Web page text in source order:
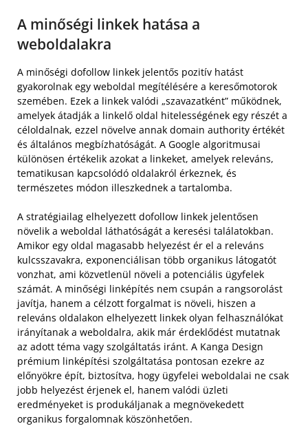
A minőségi linkek hatása a
weboldalakra
A minőségi dofollow linkek jelentős pozitív hatást
gyakorolnak egy weboldal megítélésére a keresőmotorok
szemében. Ezek a linkek valódi „szavazatként” működnek,
amelyek átadják a linkelő oldal hitelességének egy részét a
céloldalnak, ezzel növelve annak domain authority értékét
és általános megbízhatóságát. A Google algoritmusai
különösen értékelik azokat a linkeket, amelyek releváns,
tematikusan kapcsolódó oldalakról érkeznek, és
természetes módon illeszkednek a tartalomba.
A stratégiailag elhelyezett dofollow linkek jelentősen
növelik a weboldal láthatóságát a keresési találatokban.
Amikor egy oldal magasabb helyezést ér el a releváns
kulcsszavakra, exponenciálisan több organikus látogatót
vonzhat, ami közvetlenül növeli a potenciális ügyfelek
számát. A minőségi linképítés nem csupán a rangsorolást
javítja, hanem a célzott forgalmat is növeli, hiszen a
releváns oldalakon elhelyezett linkek olyan felhasználókat
irányítanak a weboldalra, akik már érdeklődést mutatnak
az adott téma vagy szolgáltatás iránt. A Kanga Design
prémium linképítési szolgáltatása pontosan ezekre az
előnyökre épít, biztosítva, hogy ügyfelei weboldalai ne csak
jobb helyezést érjenek el, hanem valódi üzleti
eredményeket is produkáljanak a megnövekedett
organikus forgalomnak köszönhetően.